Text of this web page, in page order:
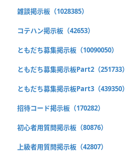
雑談掲示板（1028385）
コテハン掲示板（42653）
ともだち募集掲示板（10090050）
ともだち募集掲示板Part2（251733）
ともだち募集掲示板Part3（439350）
招待コード掲示板（170282）
初心者用質問掲示板（80876）
上級者用質問掲示板（42807）